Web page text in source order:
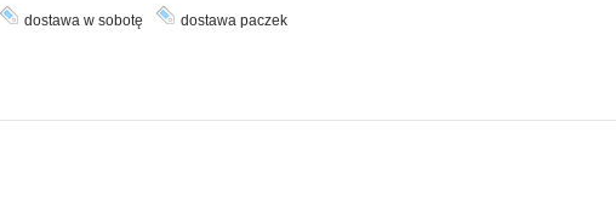
dostawa w sobotę dostawa paczek